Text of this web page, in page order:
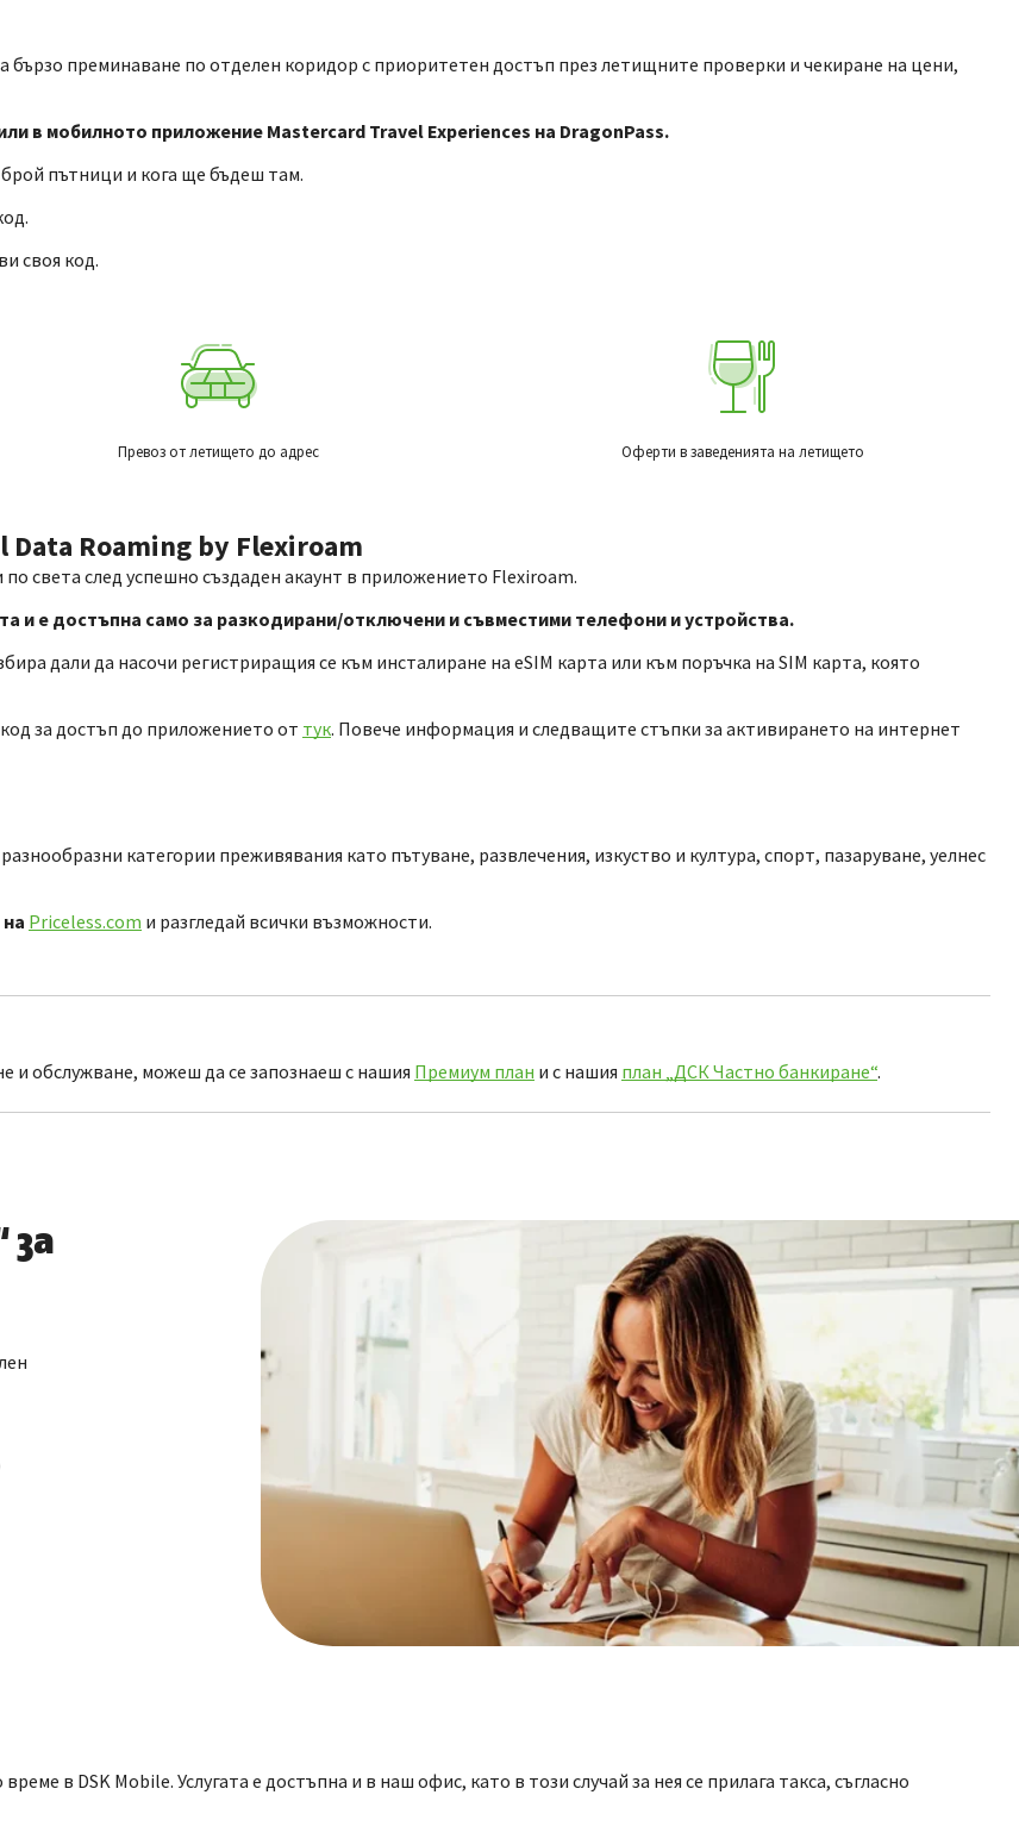
бързо преминаване по отделен коридор с приоритетен достъп през летищните проверки и чекиране на цени,
в мобилното приложение Mastercard Travel Experiences на DragonPass.
пътници и кога ще бъдеш там.
своя код.
Превоз от летището до адрес Оферти в заведенията на летището
Data Roaming by Flexiroam
света след успешно създаден акаунт в приложението Flexiroam.
и е достъпна само за разкодирани/отключени и съвместими телефони и устройства.
дали да насочи регистриращия се към инсталиране на eSIM карта или към поръчка на SIM карта, която
за достъп до приложението от тук. Повече информация и следващите стъпки за активирането на интернет
категории преживявания като пътуване, развлечения, изкуство и култура, спорт, пазаруване, уелнес
Priceless.com и разгледай всички възможности.
и обслужване, можеш да се запознаеш с нашия Премиум план и с нашия план „ДСК Частно банкиране“.
за
в DSK Mobile. Услугата е достъпна и в наш офис, като в този случай за нея се прилага такса, съгласно